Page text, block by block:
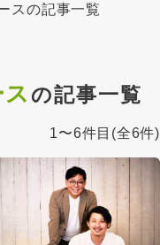
スの記事一覧
の記事一覧
1〜6件目 (全6件)